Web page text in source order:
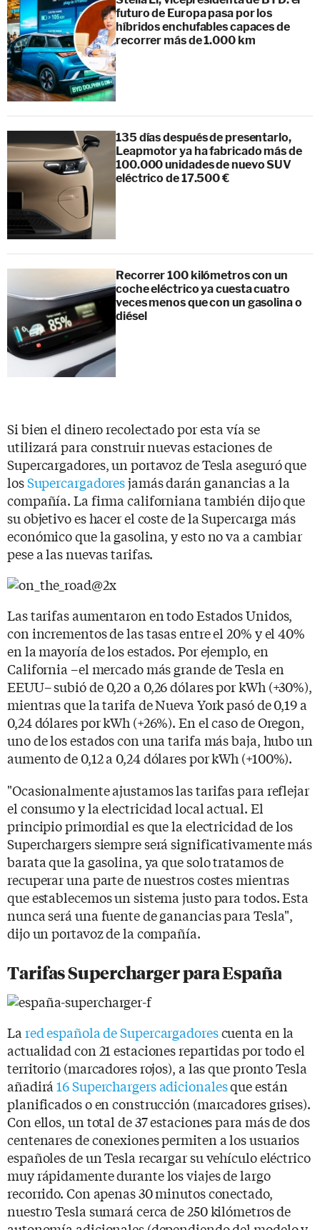
futuro de Europa pasa por los
híbridos enchufables capaces de
recorrer más de 1.000 km
135 días después de presentarlo,
Leapmotor ya ha fabricado más de
100.000 unidades de nuevo SUV
eléctrico de 17.500 €
Recorrer 100 kilómetros con un
coche eléctrico ya cuesta cuatro
veces menos que con un gasolina o
diésel
Si bien el dinero recolectado por esta vía se
utilizará para construir nuevas estaciones de
Supercargadores, un portavoz de Tesla aseguró que
losSupercargadoresjamás darán ganancias a la
compañía. La firma californiana también dijo que
su objetivo es hacer el coste de la Supercarga más
económico que la gasolina, y esto no va a cambiar
pese a las nuevas tarifas.
Las tarifas aumentaron en todo Estados Unidos,
con incrementos de las tasas entre el 20% y el 40%
en la mayoría de los estados. Por ejemplo, en
California –el mercado más grande de Tesla en
EEUU– subió de 0,20 a 0,26 dólares por kWh (+30%),
mientras que la tarifa de Nueva York pasó de 0,19 a
0,24 dólares por kWh (+26%). En el caso de Oregon,
uno de los estados con una tarifa más baja, hubo un
aumento de 0,12 a 0,24 dólares por kWh (+100%).
"Ocasionalmente ajustamos las tarifas para reflejar
el consumo y la electricidad local actual. El
principio primordial es que la electricidad de los
Superchargers siempre será significativamente más
barata que la gasolina, ya que solo tratamos de
recuperar una parte de nuestros costes mientras
que establecemos un sistema justo para todos. Esta
nunca será una fuente de ganancias para Tesla",
dijo un portavoz de la compañía.
Tarifas Supercharger para España
La red española de Supercargadorescuenta en la
actualidad con 21 estaciones repartidas por todo el
territorio (marcadores rojos), a las que pronto Tesla
añadirá16 Superchargers adicionalesque están
planificados o en construcción (marcadores grises).
Con ellos, un total de 37 estaciones para más de dos
centenares de conexiones permiten a los usuarios
españoles de un Tesla recargar su vehículo eléctrico
muy rápidamente durante los viajes de largo
recorrido. Con apenas 30 minutos conectado,
nuestro Tesla sumará cerca de 250 kilómetros de